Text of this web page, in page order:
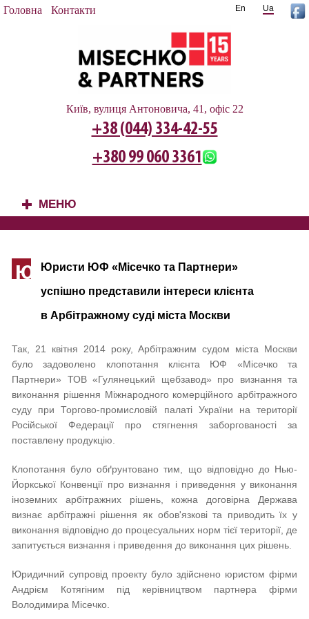
Головна Контакти Ua
En
Київ, вулиця Антоновича, 41, офіс 22
+38 (044) 334-42-55
+380 99 060 3361
+ МЕНЮ
Ю Юристи ЮФ «Місечко та Партнери»
успішно представили інтереси клієнта
в Арбітражному суді міста Москви
Так, 21 квітня 2014 року, Арбітражним судом міста Москви
було задоволено клопотання клієнта ЮФ «Місечко та
Партнери» ТОВ «Гулянецький щебзавод» про визнання та
виконання рішення Міжнародного комерційного арбітражного
суду при Торгово-промисловій палаті України на території
Російської Федерації про стягнення заборгованості за
поставлену продукцію.
Клопотання було обґрунтовано тим, що відповідно до Нью-
Йоркської Конвенції про визнання і приведення у виконання
іноземних арбітражних рішень, кожна договірна Держава
визнає арбітражні рішення як обов'язкові та приводить їх у
виконання відповідно до процесуальних норм тієї території, де
запитується визнання і приведення до виконання цих рішень.
Юридичний супровід проекту було здійснено юристом фірми
Андрієм Котягіним під керівництвом партнера фірми
Володимира Місечко.